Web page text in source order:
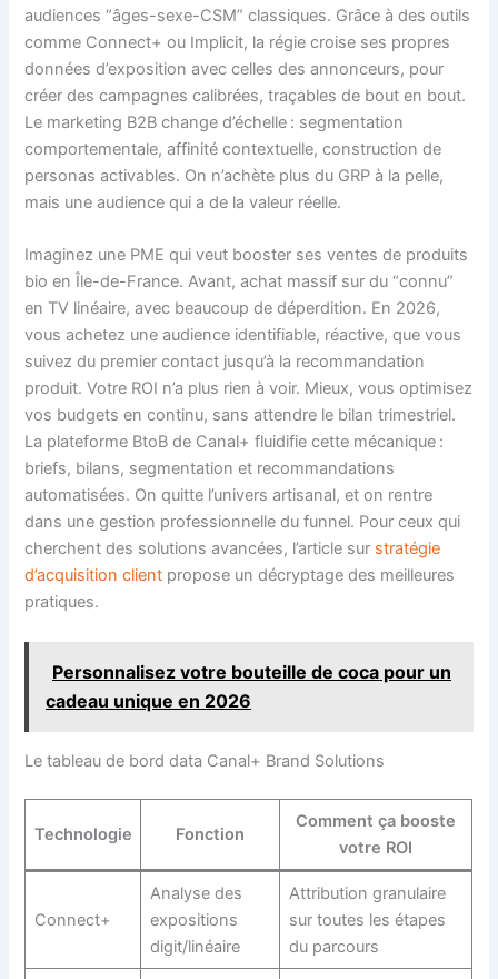
audiences “âges-sexe-CSM” classiques. Grâce à des outils
comme Connect+ ou Implicit, la régie croise ses propres
données d’exposition avec celles des annonceurs, pour
créer des campagnes calibrées, traçables de bout en bout.
Le marketing B2B change d’échelle : segmentation
comportementale, affinité contextuelle, construction de
personas activables. On n’achète plus du GRP à la pelle,
mais une audience qui a de la valeur réelle.
Imaginez une PME qui veut booster ses ventes de produits
bio en Île-de-France. Avant, achat massif sur du “connu”
en TV linéaire, avec beaucoup de déperdition. En 2026,
vous achetez une audience identifiable, réactive, que vous
suivez du premier contact jusqu’à la recommandation
produit. Votre ROI n’a plus rien à voir. Mieux, vous optimisez
vos budgets en continu, sans attendre le bilan trimestriel.
La plateforme BtoB de Canal+ fluidifie cette mécanique :
briefs, bilans, segmentation et recommandations
automatisées. On quitte l’univers artisanal, et on rentre
dans une gestion professionnelle du funnel. Pour ceux qui
cherchent des solutions avancées, l’article sur stratégie
d’acquisition client propose un décryptage des meilleures
pratiques.
Personnalisez votre bouteille de coca pour un
cadeau unique en 2026
Le tableau de bord data Canal+ Brand Solutions
Technologie Fonction
Comment ça booste
votre ROI
Connect+
Analyse des
expositions
digit/linéaire
Attribution granulaire
sur toutes les étapes
du parcours